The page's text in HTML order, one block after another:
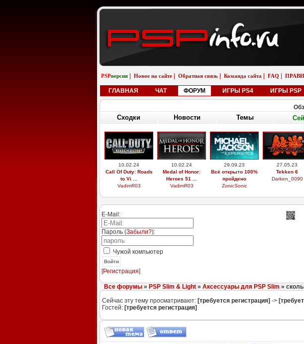
PSPверсия Новое на сайте Обратная связь Команда сайта FAQ
ГЛАВНАЯ ЧАТ ФОРУМ ИГРЫ PS4 ИГРЫ PSP
Сходки Новости Темы
10.02.24
Call Of Duty: Roads
to Vi ...
VadimR03
10.02.24
Medal of Honor:
Heroes 51 ...
VadimR03
29.09.23
Всё открыто 100%
пройдено
ZonicSonic
27.05.23
Tekken 6
Darken_0090
E-Mail:
Пароль (Забыли?):
Чужой компьютер
Войти
[Регистрация]
Все форумы» PSP Slim & Light» Аксессуары для PSP Slim »
Сейчас эту тему просматривают: [требуется регистрация] ->
Гостей: [требуется регистрация]